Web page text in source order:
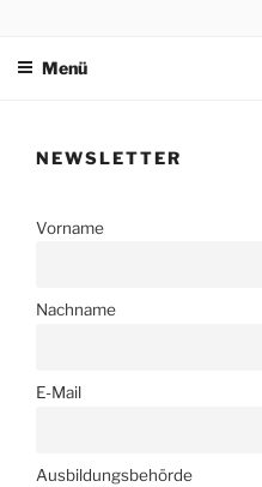
springenTECHNISCHEN
Menü
NEWSLETTER
Vorname
Nachname
E-Mail
Ausbildungsbehörde